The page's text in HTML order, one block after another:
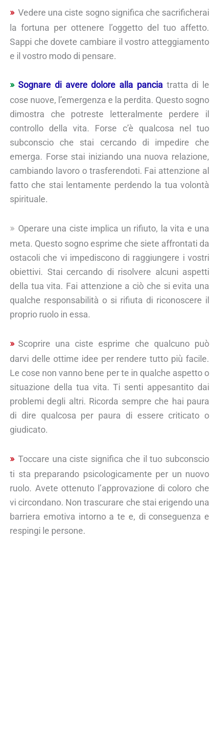
Vedere una ciste sogno significa che sacrificherai
la fortuna per ottenere l’oggetto del tuo affetto.
Sappi che dovete cambiare il vostro atteggiamento
e il vostro modo di pensare.
Sognare di avere dolore alla panciatratta di le
cose nuove, l’emergenza e la perdita. Questo sogno
dimostra che potreste letteralmente perdere il
controllo della vita. Forse c’è qualcosa nel tuo
subconscio che stai cercando di impedire che
emerga. Forse stai iniziando una nuova relazione,
cambiando lavoro o trasferendoti. Fai attenzione al
fatto che stai lentamente perdendo la tua volontà
spirituale.
Operare una ciste implica un rifiuto, la vita e una
meta. Questo sogno esprime che siete affrontati da
ostacoli che vi impediscono di raggiungere i vostri
obiettivi. Stai cercando di risolvere alcuni aspetti
della tua vita. Fai attenzione a ciò che si evita una
qualche responsabilità o si rifiuta di riconoscere il
proprio ruolo in essa.
Scoprire una ciste esprime che qualcuno può
darvi delle ottime idee per rendere tutto più facile.
Le cose non vanno bene per te in qualche aspetto o
situazione della tua vita. Ti senti appesantito dai
problemi degli altri. Ricorda sempre che hai paura
di dire qualcosa per paura di essere criticato o
giudicato.
Toccare una ciste significa che il tuo subconscio
ti sta preparando psicologicamente per un nuovo
ruolo. Avete ottenuto l’approvazione di coloro che
vi circondano. Non trascurare che stai erigendo una
barriera emotiva intorno a te e, di conseguenza e
respingi le persone.